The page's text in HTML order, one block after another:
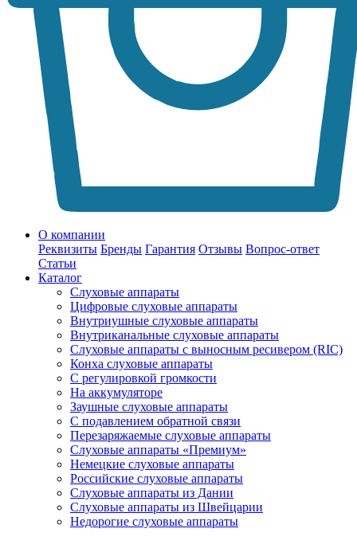
О компании
Реквизиты Бренды Гарантия Отзывы Вопрос-ответ
Статьи
Каталог
Слуховые аппараты
Цифровые слуховые аппараты
Внутриушные слуховые аппараты
Внутриканальные слуховые аппараты
Слуховые аппараты с выносным ресивером (RIC)
Конха слуховые аппараты
С регулировкой громкости
На аккумуляторе
Заушные слуховые аппараты
C подавлением обратной связи
Перезаряжаемые слуховые аппараты
Слуховые аппараты «Премиум»
Немецкие слуховые аппараты
Российские слуховые аппараты
Слуховые аппараты из Дании
Слуховые аппараты из Швейцарии
Недорогие слуховые аппараты